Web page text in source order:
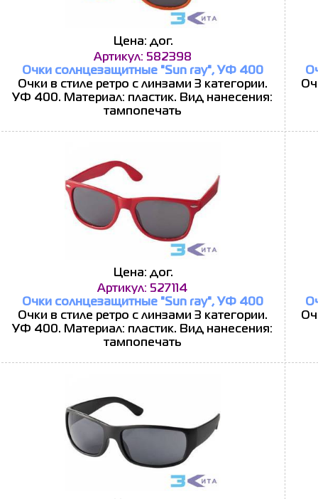
Цена: дог.
Артикул: 582398
Очки солнцезащитные "Sun ray", УФ 400
Очки в стиле ретро с линзами 3 категории.
УФ 400. Материал: пластик. Вид нанесения:
тампопечать
Цена: дог.
Артикул: 527114
Очки солнцезащитные "Sun ray", УФ 400
Очки в стиле ретро с линзами 3 категории.
УФ 400. Материал: пластик. Вид нанесения:
тампопечать